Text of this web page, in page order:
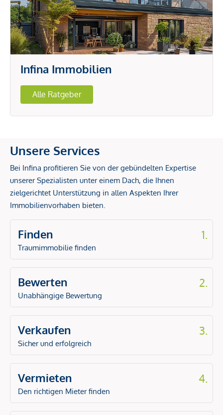
Infina Immobilien
Alle Ratgeber
Unsere Services
Bei Infina profitieren Sie von der gebündelten Expertise
unserer Spezialisten unter einem Dach, die Ihnen
zielgerichtet Unterstützung in allen Aspekten Ihrer
Immobilienvorhaben bieten.
Finden
Traumimmobilie finden
1.
Bewerten
Unabhängige Bewertung
2.
Verkaufen
Sicher und erfolgreich
3.
Vermieten
Den richtigen Mieter finden
4.